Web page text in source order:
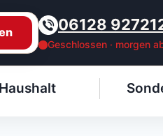
06128
Geschlossen · morgen
Haushalt